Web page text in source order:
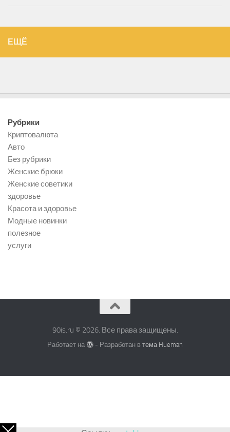
ЕЩЁ
Рубрики
Kриптовалюта
Авто
Без рубрики
Женские брюки
Женские советики
здоровье
Красота и здоровье
Модные новинки
полезное
услуги
90is.ru © 2026. Все права защищены.
Работает на - Разработан в тема Hueman